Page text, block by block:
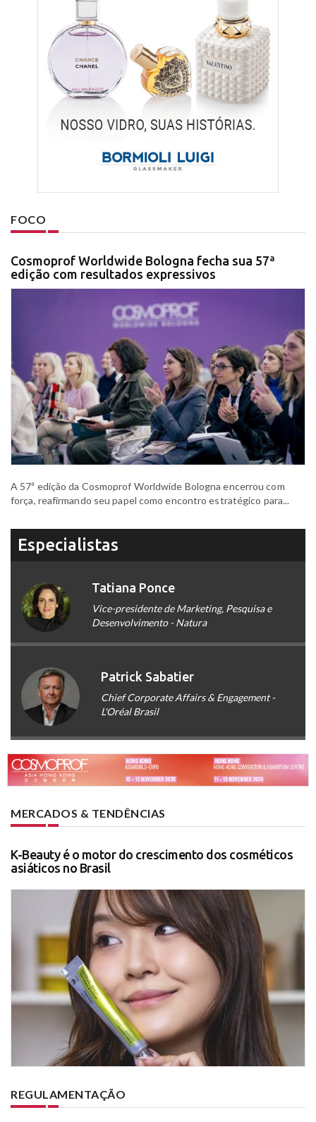
FOCO
Cosmoprof Worldwide Bologna fecha sua 57ª
edição com resultados expressivos
A 57ª edição da Cosmoprof Worldwide Bologna encerrou com
força, reafirmando seu papel como encontro estratégico para...
Especialistas
Tatiana Ponce
Vice-presidente de Marketing, Pesquisa e
Desenvolvimento - Natura
Patrick Sabatier
Chief Corporate Affairs & Engagement -
L'Oréal Brasil
MERCADOS & TENDÊNCIAS
K-Beauty é o motor do crescimento dos cosméticos
asiáticos no Brasil
REGULAMENTAÇÃO